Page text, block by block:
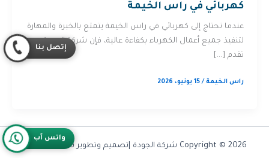
كهربائي في راس الخيمة
عندما تحتاج إلى كهربائي في راس الخيمة يتمتع بالخبرة والمهارة
لتنفيذ جميع أعمال الكهرباء بكفاءة عالية، فإن شركة الجودة
تقدم […]
راس الخيمة/15 يونيو، 2026
Copyright © 2026 شركة الجودة |تصميم وتطوير شركة Olymoo
واتس آب
إتصل بنا